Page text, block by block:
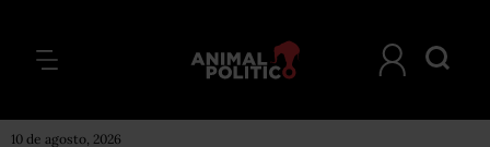
10 de agosto, 2026